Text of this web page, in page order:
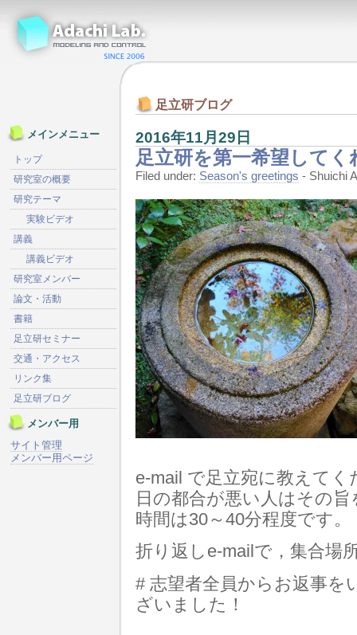
足立研ブログ
2016年11月29日
足立研を第一希望してく
Filed under: Season's greetings - Shuichi
e-mail で足立宛に教えて
日の都合が悪い人はその
時間は30～40分程度です。
折り返しe-mailで，集合場
# 志望者全員からお返事
ざいました！
メインメニュー
トップ
研究室の概要
研究テーマ
実験ビデオ
講義
講義ビデオ
研究室メンバー
論文・活動
書籍
足立研セミナー
交通・アクセス
リンク集
足立研ブログ
メンバー用
サイト管理
メンバー用ページ